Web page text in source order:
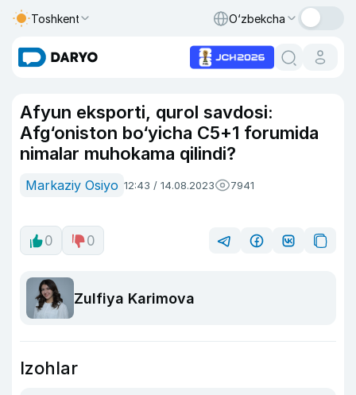
Toshkent O‘zbekcha
Afyun eksporti, qurol savdosi:
Afg‘oniston bo‘yicha C5+1 forumida
nimalar muhokama qilindi?
Markaziy Osiyo 12:43 / 14.08.2023 7941
0 0
Zulfiya Karimova
Izohlar